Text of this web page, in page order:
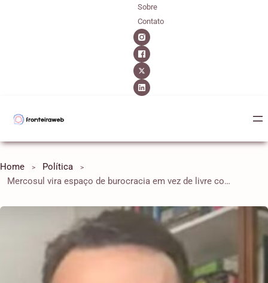
Sobre
Contato
Home
Política
Mercosul vira espaço de burocracia em vez de livre comércio, analisa professor da FGV